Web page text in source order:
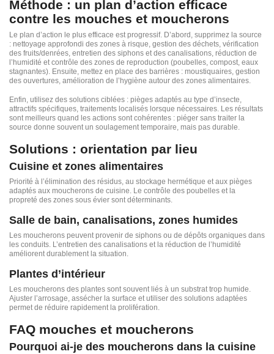
Méthode : un plan d’action efficace
contre les mouches et moucherons
Le plan d’action le plus efficace est progressif. D’abord, supprimez la source
: nettoyage approfondi des zones à risque, gestion des déchets, vérification
des fruits/denrées, entretien des siphons et des canalisations, réduction de
l’humidité et contrôle des zones de reproduction (poubelles, compost, eaux
stagnantes). Ensuite, mettez en place des barrières : moustiquaires, gestion
des ouvertures, amélioration de l’hygiène autour des zones alimentaires.
Enfin, utilisez des solutions ciblées : pièges adaptés au type d’insecte,
attractifs spécifiques, traitements localisés lorsque nécessaires. Les résultats
sont meilleurs quand les actions sont cohérentes : piéger sans traiter la
source donne souvent un soulagement temporaire, mais pas durable.
Solutions : orientation par lieu
Cuisine et zones alimentaires
Priorité à l’élimination des résidus, au stockage hermétique et aux pièges
adaptés aux moucherons de cuisine. Le contrôle des poubelles et la
propreté des zones sous évier sont déterminants.
Salle de bain, canalisations, zones humides
Les moucherons peuvent provenir de siphons ou de dépôts organiques dans
les conduits. L’entretien des canalisations et la réduction de l’humidité
améliorent durablement la situation.
Plantes d’intérieur
Les moucherons des plantes sont souvent liés à un substrat trop humide.
Ajuster l’arrosage, assécher la surface et utiliser des solutions adaptées
permet de réduire rapidement la prolifération.
FAQ mouches et moucherons
Pourquoi ai-je des moucherons dans la cuisine